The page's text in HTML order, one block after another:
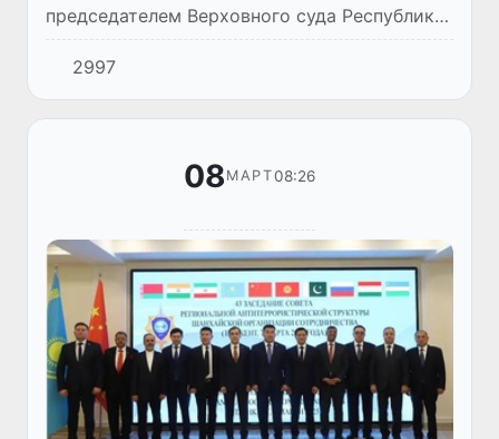
председателем Верховного суда Республики
Узбекистан Бахтияром Исламовым приняла
участие в двадцатом совещании
председателей Верховных судов государст...
2997
08МАРТ08:26